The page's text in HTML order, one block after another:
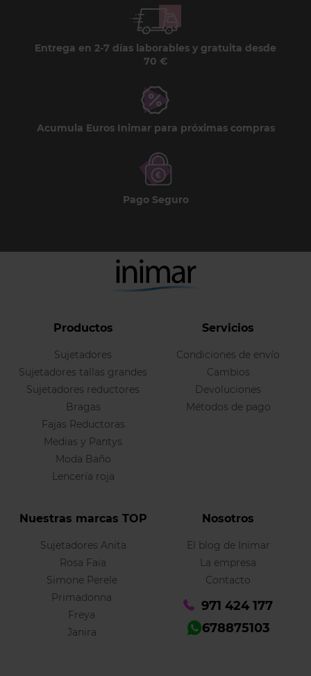
Entrega en 2-7 días laborables y gratuita desde
70 €
Acumula Euros Inimar para próximas compras
Pago Seguro
Productos
Sujetadores
Sujetadores tallas grandes
Sujetadores reductores
Bragas
Fajas Reductoras
Medias y Pantys
Moda Baño
Lencería roja
Servicios
Condiciones de envío
Cambios
Devoluciones
Métodos de pago
Nuestras marcas TOP
Sujetadores Anita
Rosa Faia
Simone Perele
Primadonna
Freya
Janira
Nosotros
El blog de Inimar
La empresa
Contacto
971 424 177
678875103